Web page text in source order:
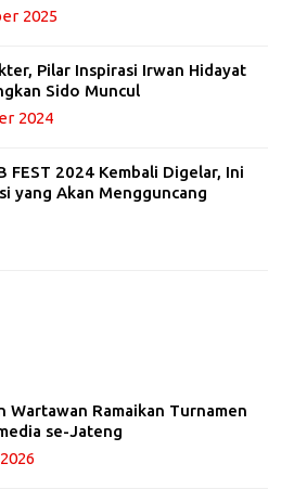
2025
Pilar Inspirasi Irwan Hidayat
Sido Muncul
2024
FEST 2024 Kembali Digelar, Ini
yang Akan Mengguncang
Wartawan Ramaikan Turnamen
se-Jateng